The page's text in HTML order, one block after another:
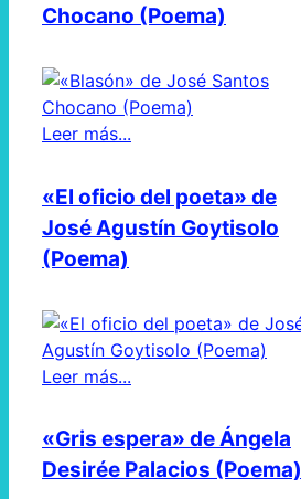
Chocano (Poema)
Leer más...
«El oficio del poeta» de
José Agustín Goytisolo
(Poema)
Leer más...
«Gris espera» de Ángela
Desirée Palacios (Poema)